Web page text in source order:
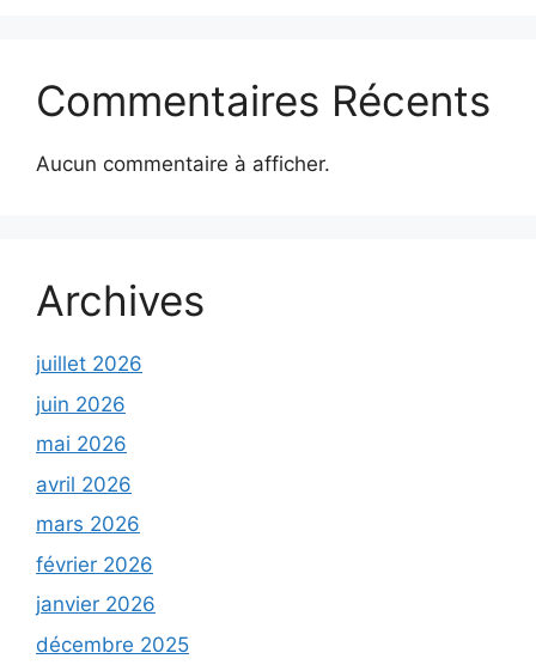
Commentaires Récents
Aucun commentaire à afficher.
Archives
juillet 2026
juin 2026
mai 2026
avril 2026
mars 2026
février 2026
janvier 2026
décembre 2025